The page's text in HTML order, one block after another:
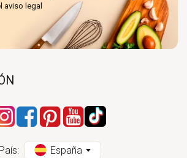
aviso legal
País: España